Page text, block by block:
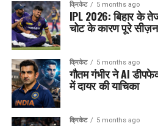
क्रिकेट 5 months ago
IPL 2026: बिहार के
चोट के कारण पूरे
क्रिकेट 5 months ago
गौतम गंभीर ने AI
में दायर की याचिका
क्रिकेट 5 months ago